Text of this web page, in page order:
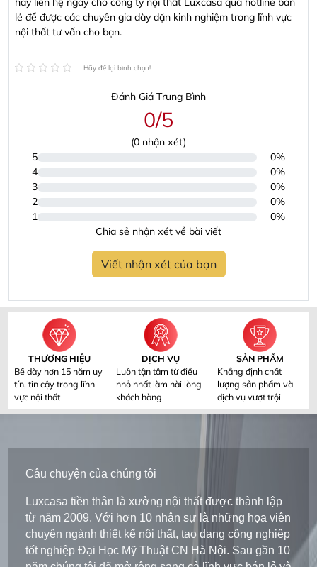
lẻ để được các chuyên gia dày dặn kinh nghiệm trong lĩnh vực
nội thất tư vấn cho bạn.
Hãy để lại bình chọn!
Đánh Giá Trung Bình
0/5
(0 nhận xét)
5
0%
4
0%
3
0%
2
0%
1
0%
Chia sẻ nhận xét về bài viết
Viết nhận xét của bạn
THƯƠNG HIỆU
Bề dày hơn 15 năm uy
tín, tin cậy trong lĩnh
vực nội thất
DỊCH VỤ
Luôn tận tâm từ điều
nhỏ nhất làm hài lòng
khách hàng
SẢN PHẨM
Khẳng định chất
lượng sản phẩm và
dịch vụ vượt trội
Câu chuyện của chúng tôi
Luxcasa tiền thân là xưởng nội thất được thành lập
từ năm 2009. Với hơn 10 nhân sự là những họa viên
chuyên ngành thiết kế nội thất, tạo dạng công nghiệp
tốt nghiệp Đại Học Mỹ Thuật CN Hà Nội. Sau gần 10